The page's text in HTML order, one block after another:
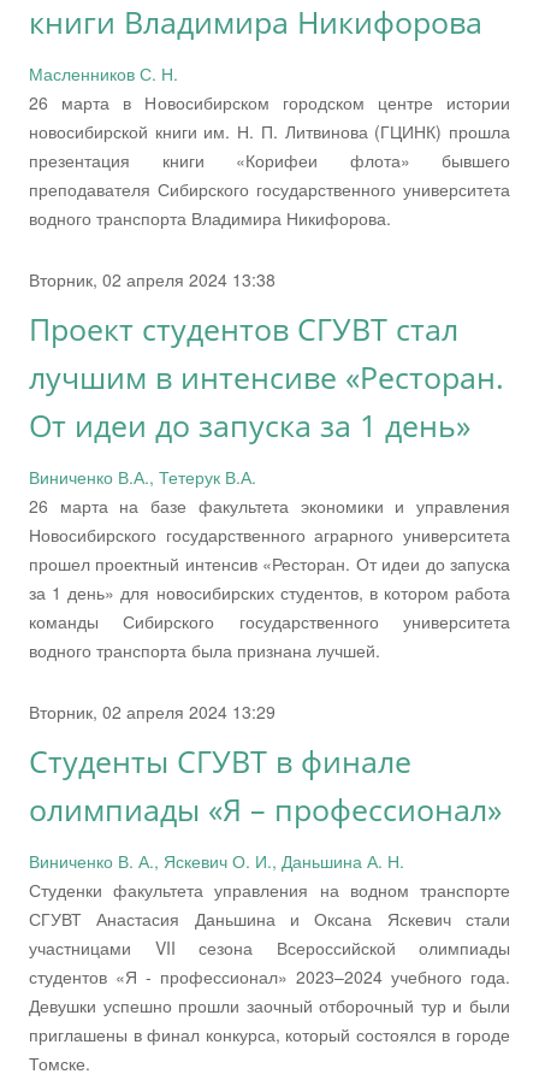
книги Владимира Никифорова
Масленников С. Н.
26 марта в Новосибирском городском центре истории
новосибирской книги им. Н. П. Литвинова (ГЦИНК) прошла
презентация книги «Корифеи флота» бывшего
преподавателя Сибирского государственного университета
водного транспорта Владимира Никифорова.
Вторник, 02 апреля 2024 13:38
Проект студентов СГУВТ стал
лучшим в интенсиве «Ресторан.
От идеи до запуска за 1 день»
Виниченко В.А., Тетерук В.А.
26 марта на базе факультета экономики и управления
Новосибирского государственного аграрного университета
прошел проектный интенсив «Ресторан. От идеи до запуска
за 1 день» для новосибирских студентов, в котором работа
команды Сибирского государственного университета
водного транспорта была признана лучшей.
Вторник, 02 апреля 2024 13:29
Студенты СГУВТ в финале
олимпиады «Я – профессионал»
Виниченко В. А., Яскевич О. И., Даньшина А. Н.
Студенки факультета управления на водном транспорте
СГУВТ Анастасия Даньшина и Оксана Яскевич стали
участницами VII сезона Всероссийской олимпиады
студентов «Я - профессионал» 2023–2024 учебного года.
Девушки успешно прошли заочный отборочный тур и были
приглашены в финал конкурса, который состоялся в городе
Томске.